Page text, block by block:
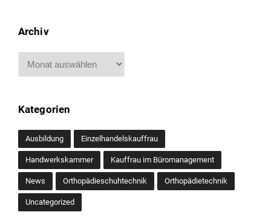
Archiv
Kategorien
Ausbildung Einzelhandelskauffrau
Handwerkskammer Kauffrau im Büromanagement
News Orthopädieschuhtechnik Orthopädietechnik
Uncategorized